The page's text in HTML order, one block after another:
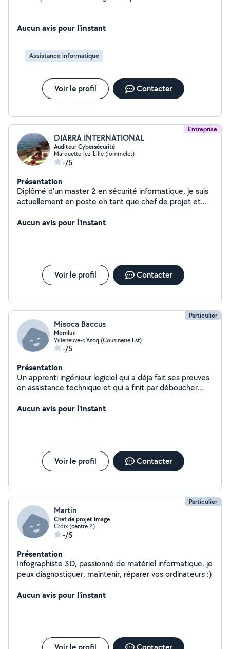
Aucun avis pour l'instant
Assistance informatique
Voir le profil Contacter
Entreprise
DIARRA INTERNATIONAL
Auditeur Cybersécurité
Marquette-lez-Lille (lommelet)
-/5
Présentation
Diplômé d'un master 2 en sécurité informatique, je suis
actuellement en poste en tant que chef de projet et
années dans le domaine informatique m'a permis d'avoir
compétences et connaissances pour aider les
particuliers dans les problématiques informatiques qu'ils
peuvent rencontrer.
Aucun avis pour l'instant
Voir le profil Contacter
Particulier
Misoca Baccus
Momlux
Villeneuve-d'Ascq (Cousinerie Est)
-/5
Présentation
Un apprenti ingénieur logiciel qui a déja fait ses preuves
en assistance technique et qui a finit par déboucher
Aucun avis pour l'instant
Voir le profil Contacter
Particulier
Martin
Chef de projet Image
Croix (centre 2)
-/5
Présentation
Infographiste 3D, passionné de matériel informatique, je
peux diagnostiquer, maintenir, réparer vos ordinateurs :)
Aucun avis pour l'instant